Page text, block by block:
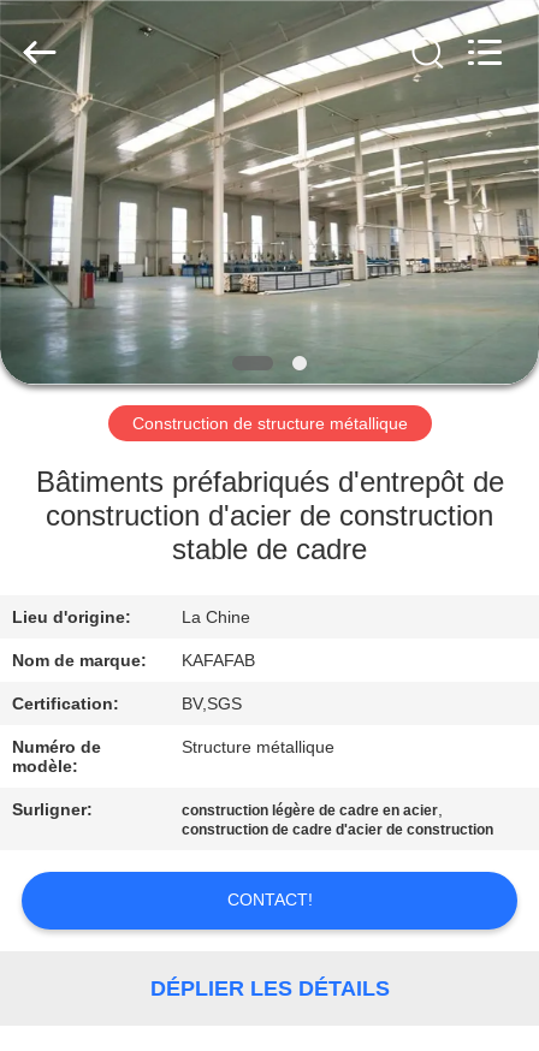
ACCUEIL
PRODUITS
VIDÉOS
SPECTACLE
DE
RÉALITÉ
VIRTUELLE
DE
NOUS
VISITE
DE
L'USINE
CONTRÔLE
QUALITÉ
KaFa
Fabrication
Co.,
Ltd..
All
Reserved.
Construction de structure métallique
Bâtiments préfabriqués d'entrepôt de
construction d'acier de construction
stable de cadre
Lieu d'origine: La Chine
Nom de marque: KAFAFAB
Certification: BV,SGS
Numéro de
modèle:
Structure métallique
Surligner: construction légère de cadre en acier,
construction de cadre d'acier de construction
CONTACT!
DÉPLIER LES DÉTAILS